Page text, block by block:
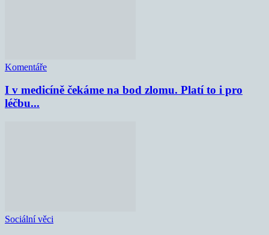
Komentáře
I v medicíně čekáme na bod zlomu. Platí to i pro
léčbu...
Sociální věci